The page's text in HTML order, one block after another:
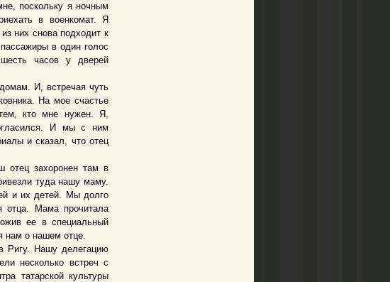
поскольку я ночным
в военкомат. Я
них снова подходит к
в один голос
часов у дверей
И, встречая чуть
На мое счастье
кто мне нужен. Я,
И мы с ним
и сказал, что отец
захоронен там в
туда нашу маму.
и их детей. Мы долго
отца. Мама прочитала
ее в специальный
нам о нашем отце.
Ригу. Нашу делегацию
несколько встреч с
татарской культуры